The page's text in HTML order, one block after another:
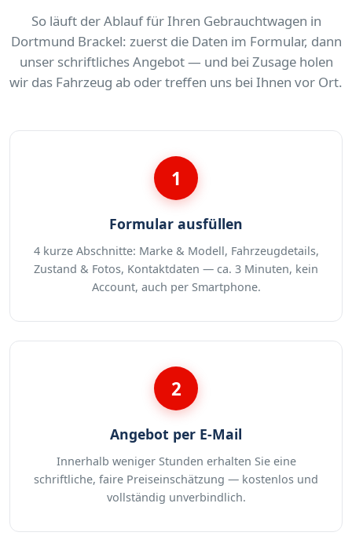
So läuft der Ablauf für Ihren Gebrauchtwagen in
Dortmund Brackel: zuerst die Daten im Formular, dann
unser schriftliches Angebot — und bei Zusage holen
wir das Fahrzeug ab oder treffen uns bei Ihnen vor Ort.
1
Formular ausfüllen
4 kurze Abschnitte: Marke & Modell, Fahrzeugdetails,
Zustand & Fotos, Kontaktdaten — ca. 3 Minuten, kein
Account, auch per Smartphone.
2
Angebot per E-Mail
Innerhalb weniger Stunden erhalten Sie eine
schriftliche, faire Preiseinschätzung — kostenlos und
vollständig unverbindlich.